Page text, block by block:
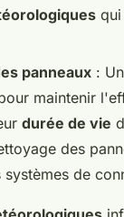
panneaux :
maintenir
durée de vie
des
de